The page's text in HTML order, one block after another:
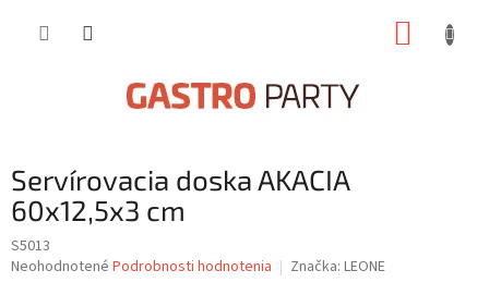
Servírovacia doska AKACIA
60x12,5x3 cm
S5013
Priemerné
Neohodnotené Podrobnosti hodnotenia Značka: LEONE